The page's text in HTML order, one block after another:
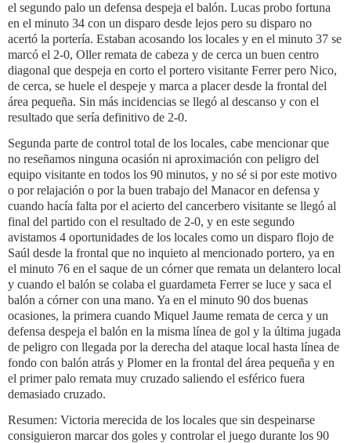
el segundo palo un defensa despeja el balón. Lucas probo fortuna
en el minuto 34 con un disparo desde lejos pero su disparo no
acertó la portería. Estaban acosando los locales y en el minuto 37 se
marcó el 2-0, Oller remata de cabeza y de cerca un buen centro
diagonal que despeja en corto el portero visitante Ferrer pero Nico,
de cerca, se huele el despeje y marca a placer desde la frontal del
área pequeña. Sin más incidencias se llegó al descanso y con el
resultado que sería definitivo de 2-0.
Segunda parte de control total de los locales, cabe mencionar que
no reseñamos ninguna ocasión ni aproximación con peligro del
equipo visitante en todos los 90 minutos, y no sé si por este motivo
o por relajación o por la buen trabajo del Manacor en defensa y
cuando hacía falta por el acierto del cancerbero visitante se llegó al
final del partido con el resultado de 2-0, y en este segundo
avistamos 4 oportunidades de los locales como un disparo flojo de
Saúl desde la frontal que no inquieto al mencionado portero, ya en
el minuto 76 en el saque de un córner que remata un delantero local
y cuando el balón se colaba el guardameta Ferrer se luce y saca el
balón a córner con una mano. Ya en el minuto 90 dos buenas
ocasiones, la primera cuando Miquel Jaume remata de cerca y un
defensa despeja el balón en la misma línea de gol y la última jugada
de peligro con llegada por la derecha del ataque local hasta línea de
fondo con balón atrás y Plomer en la frontal del área pequeña y en
el primer palo remata muy cruzado saliendo el esférico fuera
demasiado cruzado.
Resumen: Victoria merecida de los locales que sin despeinarse
consiguieron marcar dos goles y controlar el juego durante los 90